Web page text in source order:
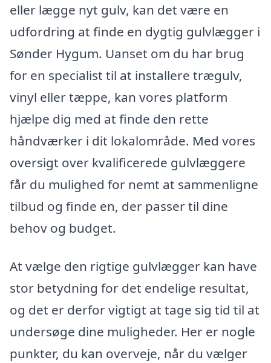
eller lægge nyt gulv, kan det være en
udfordring at finde en dygtig gulvlægger i
Sønder Hygum. Uanset om du har brug
for en specialist til at installere trægulv,
vinyl eller tæppe, kan vores platform
hjælpe dig med at finde den rette
håndværker i dit lokalområde. Med vores
oversigt over kvalificerede gulvlæggere
får du mulighed for nemt at sammenligne
tilbud og finde en, der passer til dine
behov og budget.
At vælge den rigtige gulvlægger kan have
stor betydning for det endelige resultat,
og det er derfor vigtigt at tage sig tid til at
undersøge dine muligheder. Her er nogle
punkter, du kan overveje, når du vælger